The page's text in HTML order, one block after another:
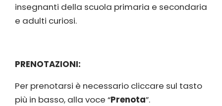
insegnanti della scuola primaria e secondaria
e adulti curiosi.
PRENOTAZIONI:
Per prenotarsi è necessario cliccare sul tasto
più in basso, alla voce “Prenota”.